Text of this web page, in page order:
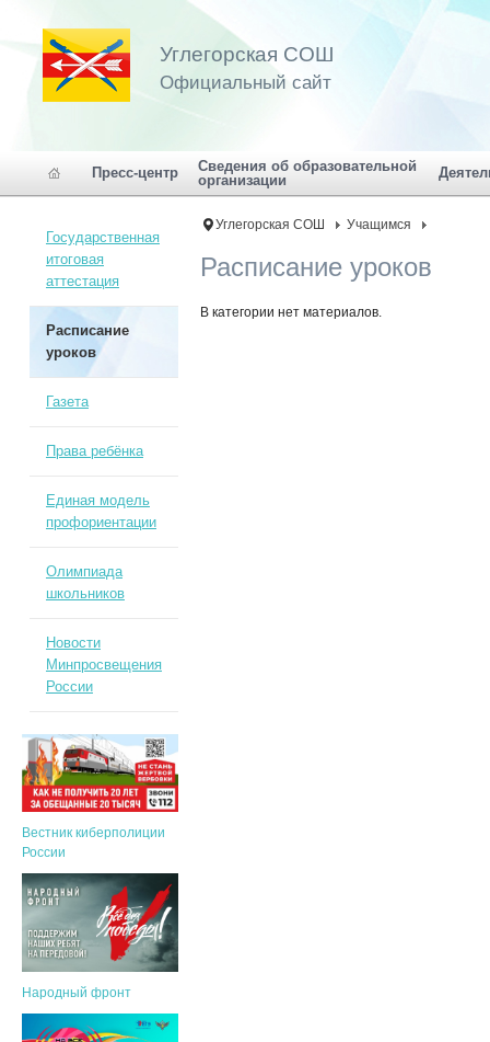
Углегорская СОШ
Официальный сайт
Пресс-центр
Сведения об образовательной
организации
Углегорская СОШ Учащимся
Расписание уроков
В категории нет материалов.
Государственная
итоговая
аттестация
Расписание
уроков
Газета
Права ребёнка
Единая модель
профориентации
Олимпиада
школьников
Новости
Минпросвещения
России
Вестник киберполиции
России
Народный фронт